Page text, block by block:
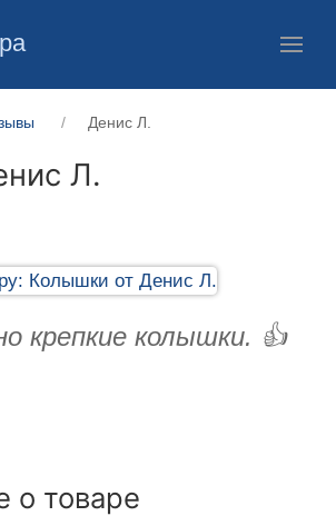
Денис Л.
Л.
крепкие колышки. 👍
о товаре